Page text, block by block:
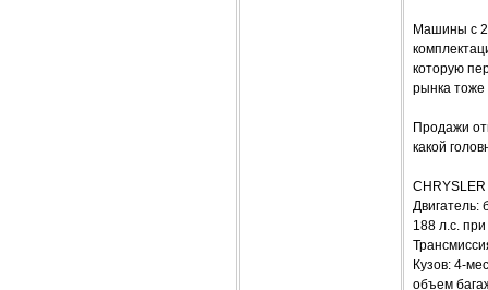
Машины с
которую
рынка тоже
Продажи
какой
CHRYSLER
Двигатель:
188 л.с.
Кузов: 4-
объем